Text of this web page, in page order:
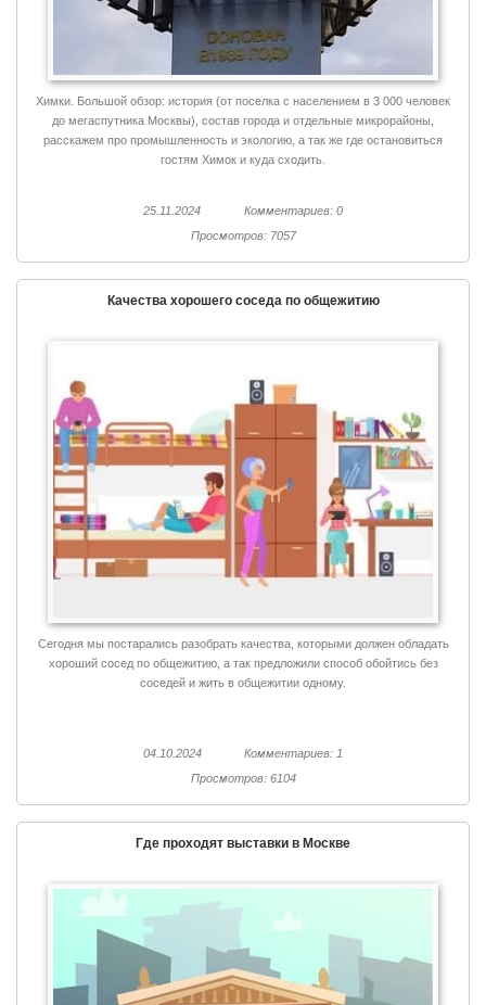
Химки. Большой обзор: история (от поселка с населением в 3 000 человек
до мегаспутника Москвы), состав города и отдельные микрорайоны,
расскажем про промышленность и экологию, а так же где остановиться
гостям Химок и куда сходить.
25.11.2024
Комментариев: 0
Просмотров: 7057
Качества хорошего соседа по общежитию
Сегодня мы постарались разобрать качества, которыми должен обладать
хороший сосед по общежитию, а так предложили способ обойтись без
соседей и жить в общежитии одному.
04.10.2024
Комментариев: 1
Просмотров: 6104
Где проходят выставки в Москве